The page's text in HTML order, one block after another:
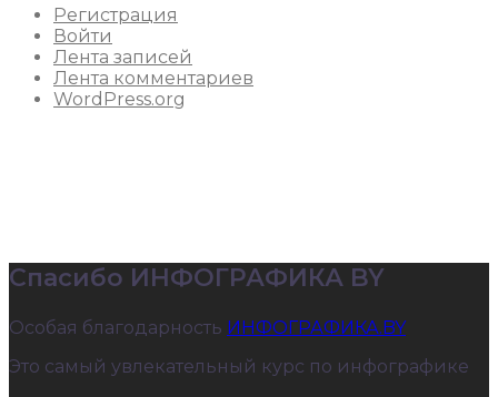
Регистрация
Войти
Лента записей
Лента комментариев
WordPress.org
Спасибо ИНФОГРАФИКА BY
Особая благодарность ИНФОГРАФИКА.BY
Это самый увлекательный курс по инфографике